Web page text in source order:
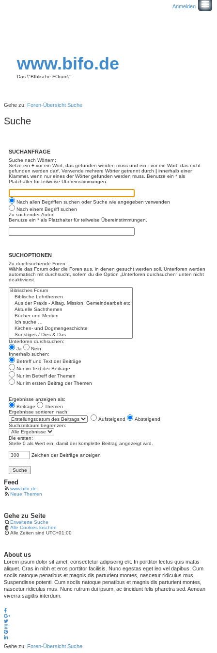
Anmelden
www.bifo.de
Das \"BIblische FOrum\"
Gehe zu: Foren-Übersicht Suche
Suche
SUCHANFRAGE
Suche nach Wörtern:
Setze ein + vor ein Wort, das gefunden werden muss und ein - vor ein Wort, das nicht
gefunden werden darf. Verwende mehrere Wörter getrennt durch | innerhalb einer
Klammer, wenn nur eines der Wörter gefunden werden muss. Benutze ein * als
Platzhalter für teilweise Übereinstimmungen.
Nach allen Begriffen suchen oder Suche wie angegeben verwenden
Nach einem Begriff suchen
Zu suchender Autor:
Benutze ein * als Platzhalter für teilweise Übereinstimmungen.
SUCHOPTIONEN
Zu durchsuchende Foren:
Wähle das Forum oder die Foren aus, in denen gesucht werden soll. Unterforen werden
automatisch mit durchsucht, sofern du die Option „Unterforen durchsuchen“ unten nicht
deaktivierst.
Unterforen durchsuchen:
Ja
Nein
Innerhalb suchen:
Betreff und Text der Beiträge
Nur im Text der Beiträge
Nur im Betreff der Themen
Nur im ersten Beitrag der Themen
Ergebnisse anzeigen als:
Beiträge
Themen
Ergebnisse sortieren nach:
Aufsteigend
Absteigend
Suchzeitraum begrenzen:
Die ersten:
Stelle 0 als Wert ein, damit der komplette Beitrag angezeigt wird.
Zeichen der Beiträge anzeigen
Feed
www.bifo.de
Neue Themen
Gehe zu Seite
Erweiterte Suche
Alle Cookies löschen
Alle Zeiten sind UTC+01:00
About us
Lorem ipsum dolor sit amet, consectetur adipiscing elit. In porttitor lectus quis mattis
aliquet. Cras in nibh et eros porttitor facilisis. Nunc egestas eget leo vel dapibus. Cum
sociis natoque penatibus et magnis dis parturient montes, nascetur ridiculus mus.
Suspendisse potenti. Cum sociis natoque penatibus et magnis dis parturient montes,
nascetur ridiculus mus. Nunc rutrum dui ipsum, ac tincidunt felis pharetra sed. Aenean
viverra sagittis interdum.
Gehe zu: Foren-Übersicht Suche